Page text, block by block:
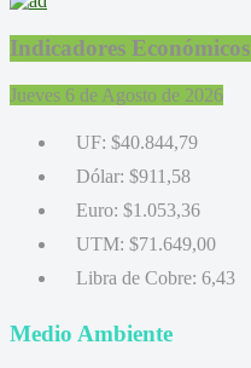
Indicadores Económicos
Jueves 6 de Agosto de 2026
UF: $40.844,79
Dólar: $911,58
Euro: $1.053,36
UTM: $71.649,00
Libra de Cobre: 6,43
Medio Ambiente